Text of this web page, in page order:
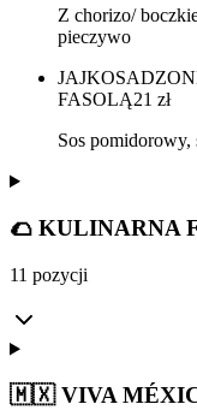
Z chorizo/
pieczywo
FASOLĄ21 zł
Sos pomidorowy,
🌮 KULINARNA
11 pozycji
🇲🇽 VIVA